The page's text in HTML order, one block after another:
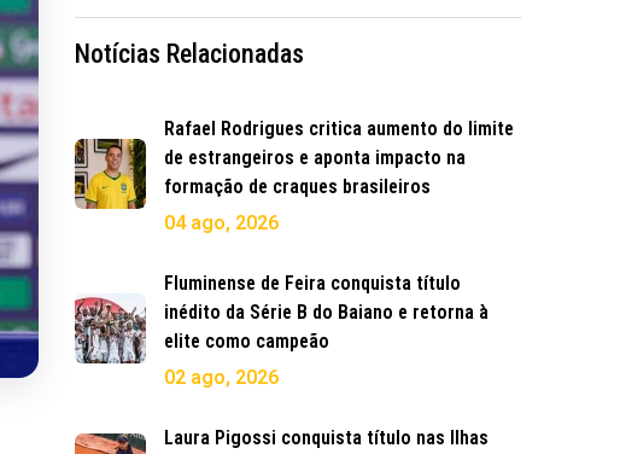
Notícias Relacionadas
Rafael Rodrigues critica aumento do limite
de estrangeiros e aponta impacto na
formação de craques brasileiros
04 ago, 2026
Fluminense de Feira conquista título
inédito da Série B do Baiano e retorna à
elite como campeão
02 ago, 2026
Laura Pigossi conquista título nas Ilhas